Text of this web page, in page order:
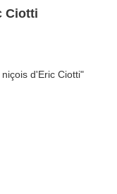
Ciotti